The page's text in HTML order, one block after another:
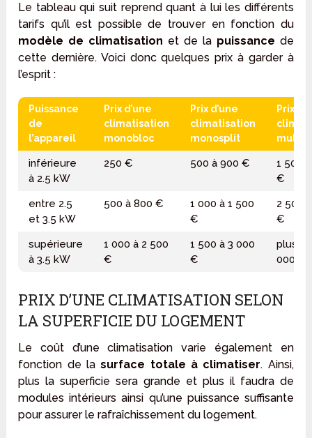
Le tableau qui suit reprend quant à lui les différents
tarifs qu’il est possible de trouver en fonction du
modèle de climatisation et de la puissance de
cette dernière. Voici donc quelques prix à garder à
l’esprit :
Puissance
de
l’appareil
Prix d’une
climatisation
monobloc
Prix d’une
climatisation
monosplit
Prix
inférieure
à 2.5 kW
250 € 500 à 900 €
1 500
€
entre 2.5
et 3.5 kW
500 à 800 €
1 000 à 1 500
€
2 500
€
supérieure
à 3.5 kW
1 000 à 2 500
€
1 500 à 3 000
€
plus
000 €
PRIX D’UNE CLIMATISATION SELON
LA SUPERFICIE DU LOGEMENT
Le coût d’une climatisation varie également en
fonction de lasurface totale à climatiser. Ainsi,
plus la superficie sera grande et plus il faudra de
modules intérieurs ainsi qu’une puissance suffisante
pour assurer le rafraîchissement du logement.